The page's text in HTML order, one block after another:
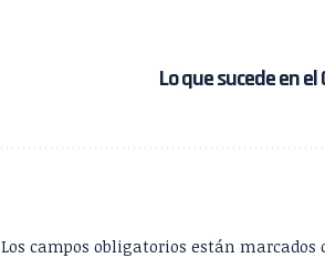
Lo que sucede en el
Los campos obligatorios están marcados